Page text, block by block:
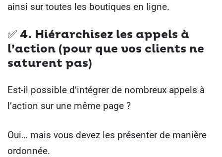
ainsi sur toutes les boutiques en ligne.
✅ 4. Hiérarchisez les appels à
l’action (pour que vos clients ne
saturent pas)
Est-il possible d’intégrer de nombreux appels à
l’action sur une même page ?
Oui… mais vous devez les présenter de manière
ordonnée.